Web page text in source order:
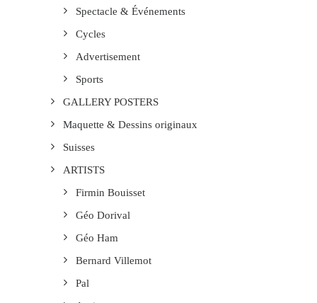
Spectacle & Événements
Cycles
Advertisement
Sports
GALLERY POSTERS
Maquette & Dessins originaux
Suisses
ARTISTS
Firmin Bouisset
Géo Dorival
Géo Ham
Bernard Villemot
Pal